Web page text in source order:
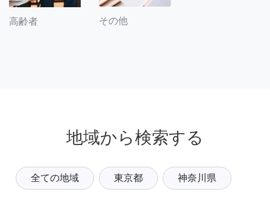
高齢者 その他
地域から検索する
全ての地域 東京都 神奈川県